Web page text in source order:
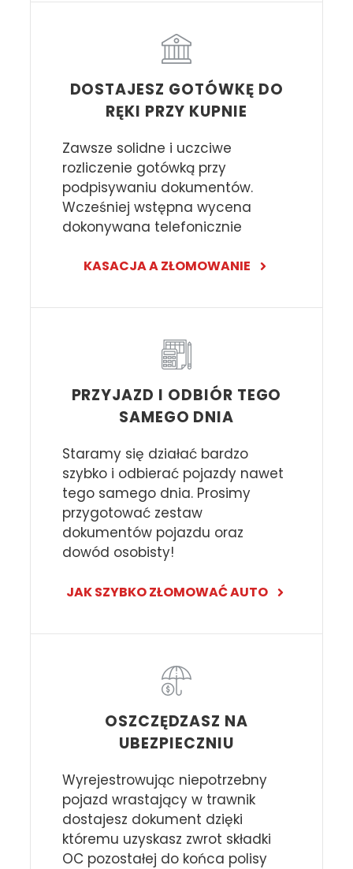
DOSTAJESZ GOTÓWKĘ DO
RĘKI PRZY KUPNIE
Zawsze solidne i uczciwe
rozliczenie gotówką przy
podpisywaniu dokumentów.
Wcześniej wstępna wycena
dokonywana telefonicznie
KASACJA A ZŁOMOWANIE
PRZYJAZD I ODBIÓR TEGO
SAMEGO DNIA
Staramy się działać bardzo
szybko i odbierać pojazdy nawet
tego samego dnia. Prosimy
przygotować zestaw
dokumentów pojazdu oraz
dowód osobisty!
JAK SZYBKO ZŁOMOWAĆ AUTO
OSZCZĘDZASZ NA
UBEZPIECZNIU
Wyrejestrowując niepotrzebny
pojazd wrastający w trawnik
dostajesz dokument dzięki
któremu uzyskasz zwrot składki
OC pozostałej do końca polisy